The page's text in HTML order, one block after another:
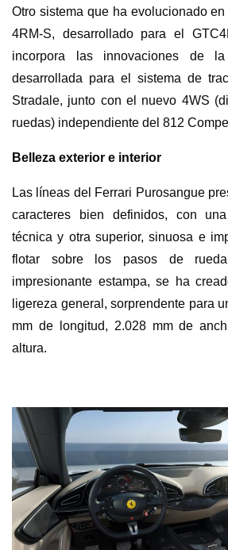
Otro sistema que ha evolucionado
4RM-S, desarrollado para el
incorpora las innovaciones de
desarrollada para el sistema de
Stradale, junto con el nuevo 4WS
ruedas) independiente del 812
Belleza exterior e interior
Las líneas del Ferrari Purosangue
caracteres bien definidos, con
técnica y otra superior, sinuosa e
flotar sobre los pasos de
impresionante estampa, se ha
ligereza general, sorprendente para
mm de longitud, 2.028 mm de
altura.